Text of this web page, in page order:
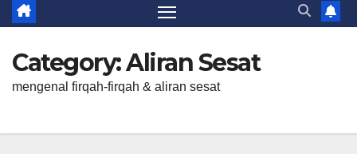
Category:Aliran Sesat
mengenal firqah-firqah & aliran sesat